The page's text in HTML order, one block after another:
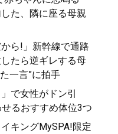
た、隣に座る母親
ら!」新幹線で通路
たら逆ギレする母
一言”に拍手
で女性がドン引
るおすすめ体位3つ
キングMySPA!限定